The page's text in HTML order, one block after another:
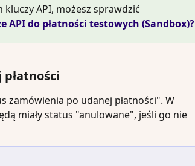
kluczy API, możesz sprawdzić
API do płatności testowych (Sandbox)?
zamówienia po udanej płatności". W
miały status "anulowane", jeśli go nie